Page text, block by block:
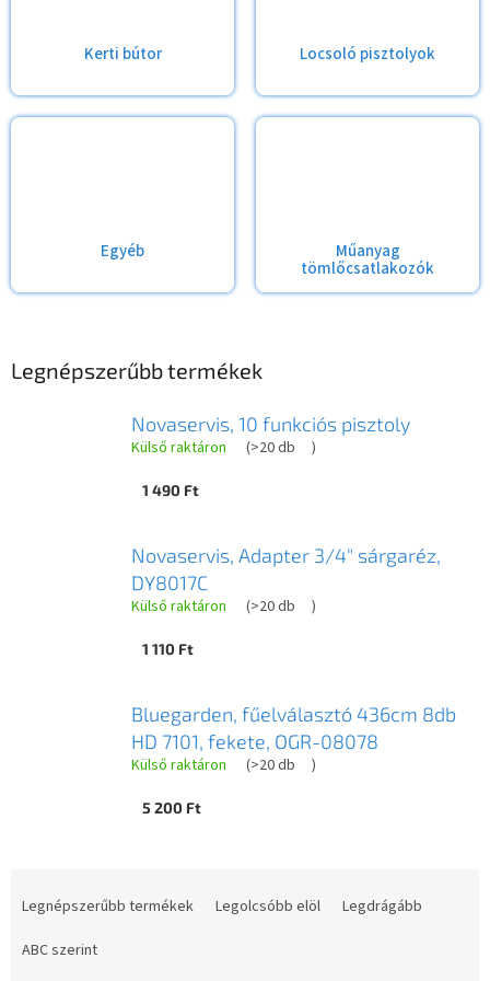
Kerti bútor Locsoló pisztolyok
Egyéb Műanyag
tömlőcsatlakozók
Legnépszerűbb termékek
Novaservis, 10 funkciós pisztoly
Külső raktáron (>20 db )
1 490 Ft
Novaservis, Adapter 3/4" sárgaréz,
DY8017C
Külső raktáron (>20 db )
1 110 Ft
Bluegarden, fűelválasztó 436cm 8db
HD 7101, fekete, OGR-08078
Külső raktáron (>20 db )
5 200 Ft
m
Legnépszerűbb termékek Legolcsóbb elöl
Legdrágább
ABC szerint